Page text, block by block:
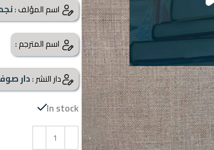
اسم المؤلف :
اسم المترجم :
دار النشر :دار
In stock